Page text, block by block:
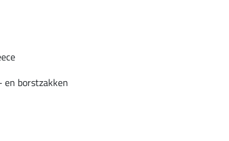
en borstzakken